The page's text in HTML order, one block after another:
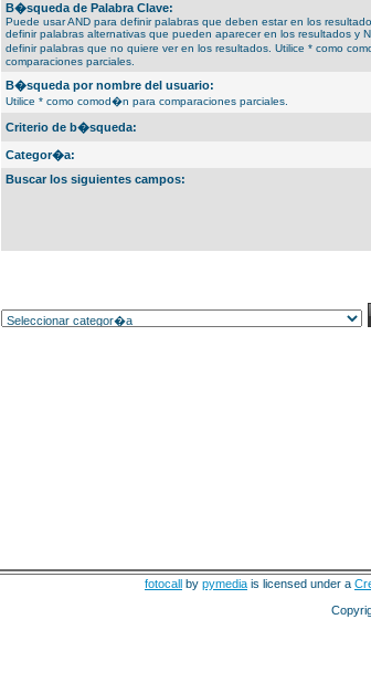
B�squeda de Palabra Clave:
Puede usar AND para definir palabras que deben estar en los
definir palabras alternativas que pueden aparecer en los resultados y
definir palabras que no quiere ver en los resultados. Utilice * como
comparaciones parciales.
B�squeda por nombre del usuario:
Utilice * como comod�n para comparaciones parciales.
Criterio de b�squeda:
Categor�a:
Buscar los siguientes campos:
fotocall by pymedia is licensed under a